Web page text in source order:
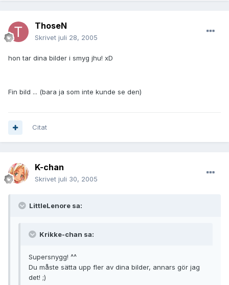
ThoseN
Skrivet juli 28, 2005
hon tar dina bilder i smyg jhu! xD
Fin bild ... (bara ja som inte kunde se den)
Citat
K-chan
Skrivet juli 30, 2005
LittleLenore sa:
Krikke-chan sa:
Supersnygg! ^^
Du måste sätta upp fler av dina bilder, annars gör jag
det! ;)